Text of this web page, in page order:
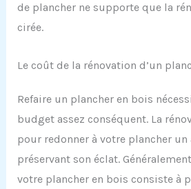
de plancher ne supporte que la
cirée.
Le coût de la rénovation d’un
Refaire un plancher en bois
budget assez conséquent. La
pour redonner à votre plancher
préservant son éclat.
votre plancher en bois consiste à